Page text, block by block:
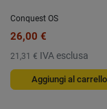
Conquest OS
26,00 €
21,31 € IVA esclusa
Aggiungi al carrello